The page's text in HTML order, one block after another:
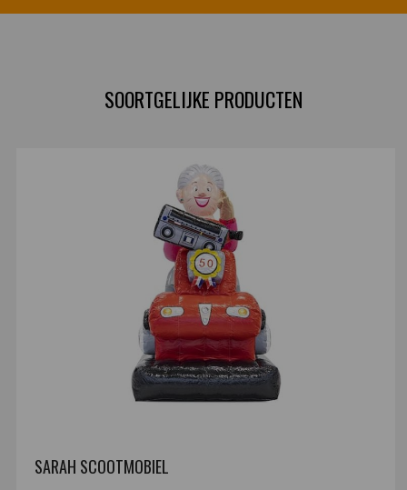
SOORTGELIJKE PRODUCTEN
SARAH SCOOTMOBIEL